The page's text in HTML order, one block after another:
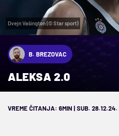
Dvejn Vašington (© Star sport)
B. BREZOVAC
ALEKSA 2.0
VREME ČITANJA: 6MIN | SUB.